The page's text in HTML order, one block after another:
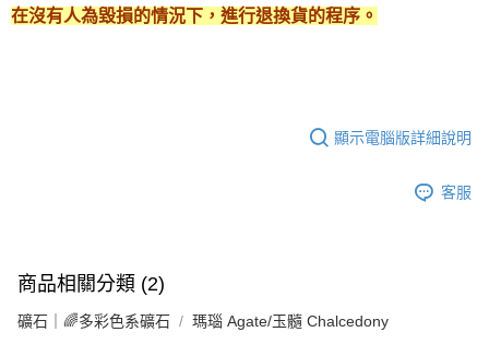
在沒有人為毀損的情況下，進行退換貨的程序。
顯示電腦版詳細說明
客服
商品相關分類 (2)
礦石｜🌈多彩色系礦石 瑪瑙 Agate/玉髓 Chalcedony